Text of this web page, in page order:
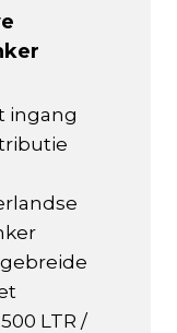
ingang
LTR /